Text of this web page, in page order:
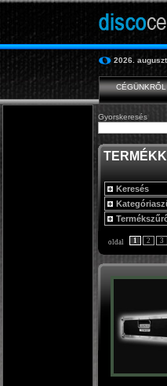
2026.
CÉGÜNKRŐL
Gyorskeresés
Keresés
oldal 1 2 3